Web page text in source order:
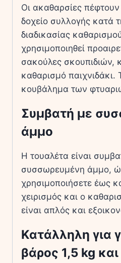
Οι ακαθαρσίες
δοχείο συλλογής κατά
διαδικασίας
χρησιμοποιηθεί
σακούλες σκουπιδιών,
καθαρισμό
κουβάλημα των
Συμβατή με
άμμο
Η τουαλέτα είναι
συσσωρευμένη άμμο,
χρησιμοποιήσετε έως
χειρισμός και ο
είναι απλός και
Κατάλληλη για
βάρος 1,5 kg και